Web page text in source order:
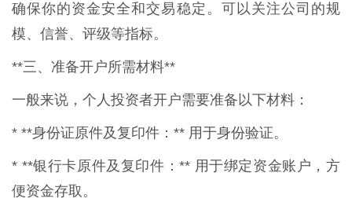
确保你的资金安全和交易稳定。可以关注公司的规
模、信誉、评级等指标。
**三、准备开户所需材料**
一般来说，个人投资者开户需要准备以下材料：
* **身份证原件及复印件：** 用于身份验证。
* **银行卡原件及复印件：** 用于绑定资金账户，方
便资金存取。